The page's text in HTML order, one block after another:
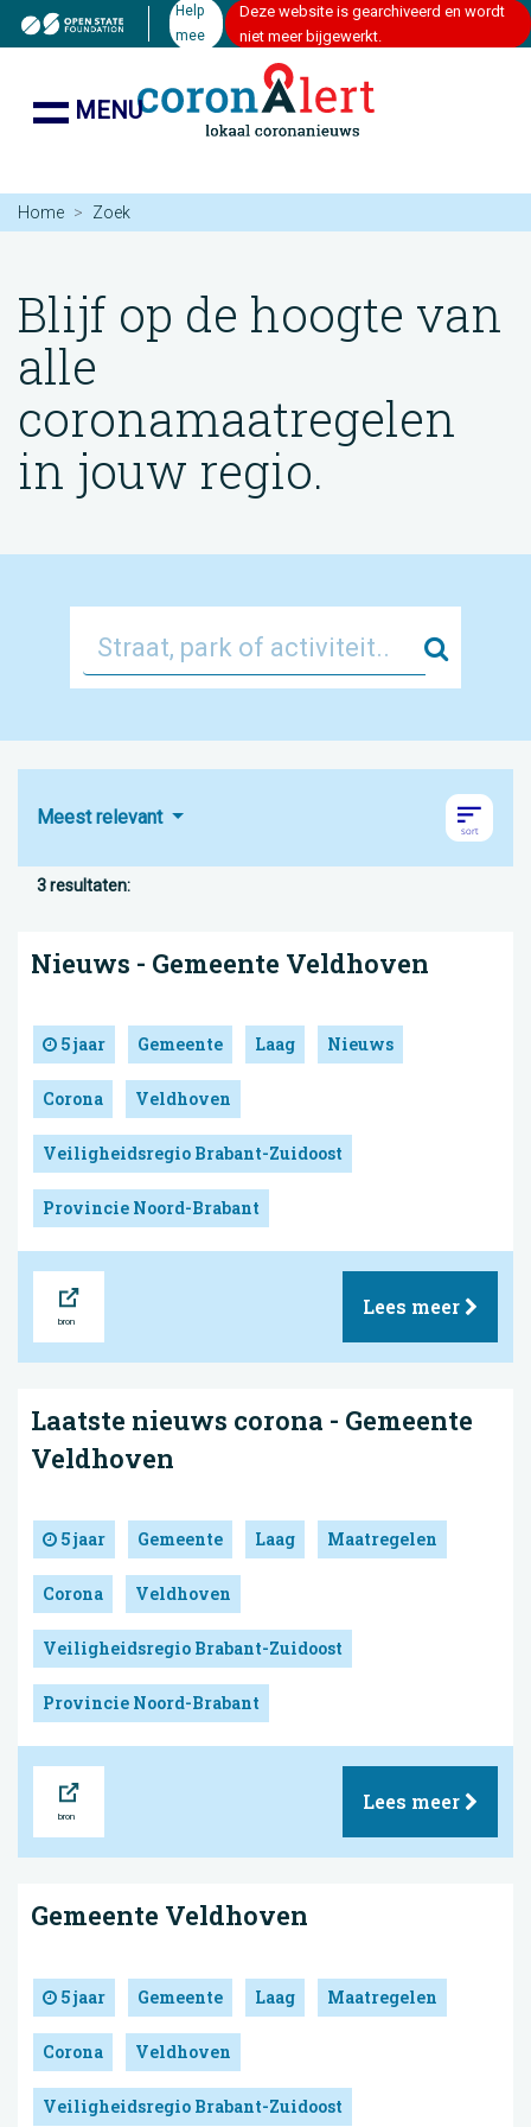
Help
mee
Deze website is gearchiveerd en wordt
niet meer bijgewerkt.
MENU
Home Zoek
Blijf op de hoogte van
alle
coronamaatregelen
in jouw regio.
Zoek
Meest relevant
3 resultaten:
Nieuws - Gemeente Veldhoven
5 jaar Gemeente Laag Nieuws
Corona Veldhoven
Veiligheidsregio Brabant-Zuidoost
Provincie Noord-Brabant
Lees meer
Laatste nieuws corona - Gemeente
Veldhoven
5 jaar Gemeente Laag Maatregelen
Corona Veldhoven
Veiligheidsregio Brabant-Zuidoost
Provincie Noord-Brabant
Lees meer
Gemeente Veldhoven
5 jaar Gemeente Laag Maatregelen
Corona Veldhoven
Veiligheidsregio Brabant-Zuidoost